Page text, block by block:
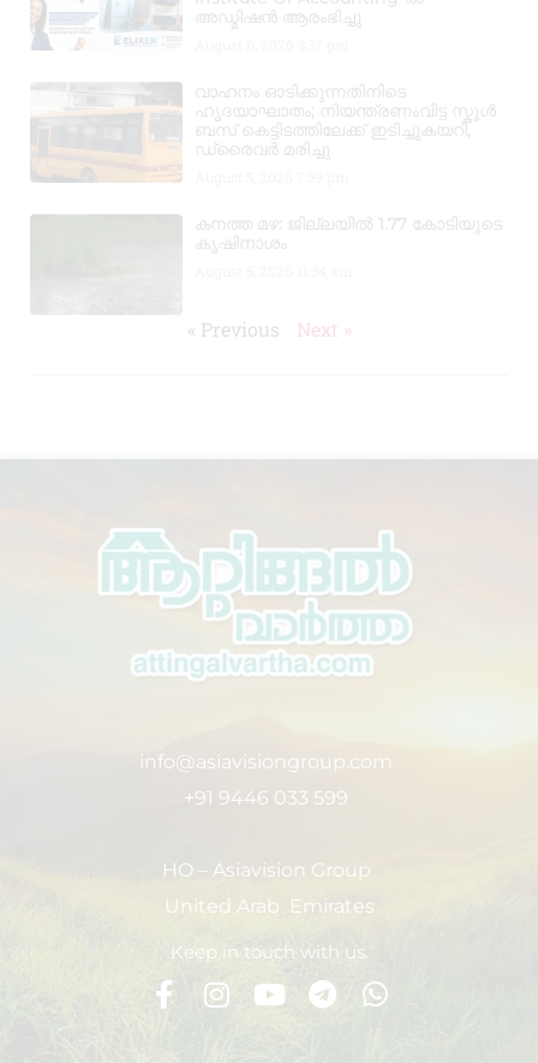
അഡ്മിഷൻ ആരംഭിച്ചു
വാഹനം ഓടിക്കുന്നതിനിടെ
ഹൃദയാഘാതം; നിയന്ത്രണംവിട്ട സ്കൂൾ
ബസ് കെട്ടിടത്തിലേക്ക് ഇടിച്ചുകയറി,
ഡ്രൈവർ മരിച്ചു
കനത്ത മഴ: ജില്ലയിൽ 1.77 കോടിയുടെ
കൃഷിനാശം
« Previous Next »
info@asiavisiongroup.com
+91 9446 033 599
HO – Asiavision Group
United Arab Emirates
Keep in touch with us.